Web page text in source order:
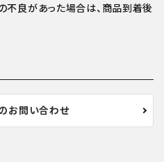
不良があった場合は、商品到着後
お問い合わせ